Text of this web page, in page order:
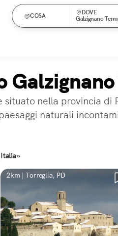
COSA
DOVE
Galzignano
situato nella provincia
naturali
2km | Torreglia, PD